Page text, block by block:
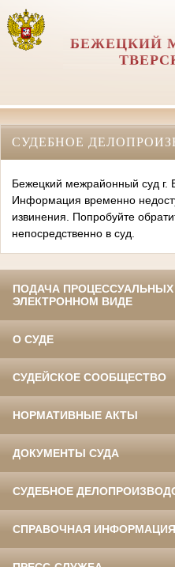
БЕЖЕЦКИЙ
СУДЕБНОЕ
Бежецкий межрайонный суд г.
Информация временно
извинения. Попробуйте
непосредственно в суд.
ПОДАЧА
ЭЛЕКТРОННОМ ВИДЕ
О СУДЕ
СУДЕЙСКОЕ СООБЩЕСТВО
НОРМАТИВНЫЕ АКТЫ
ДОКУМЕНТЫ СУДА
СУДЕБНОЕ
СПРАВОЧНАЯ ИНФОРМАЦИЯ